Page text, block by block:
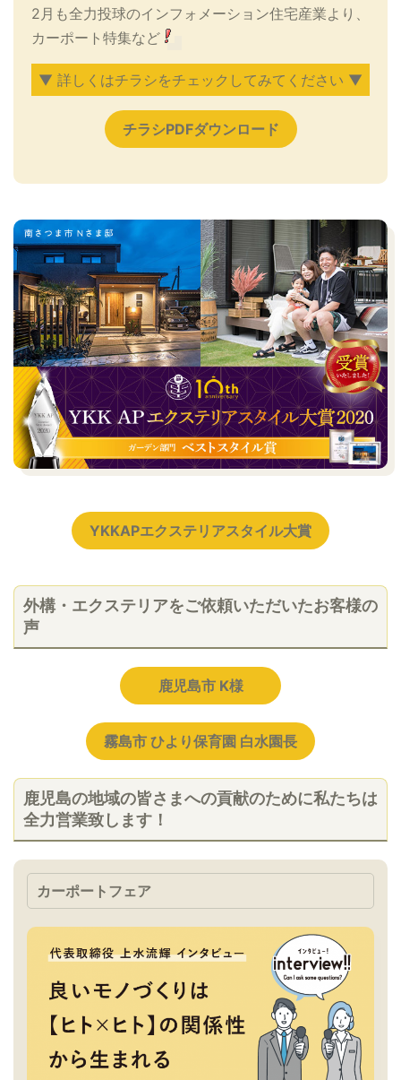
2月も全力投球のインフォメーション住宅産業より、
カーポート特集など
▼ 詳しくはチラシをチェックしてみてください ▼
チラシPDFダウンロード
YKKAPエクステリアスタイル大賞
外構・エクステリアをご依頼いただいたお客様の
声
鹿児島市 K様
霧島市 ひより保育園 白水園長
鹿児島の地域の皆さまへの貢献のために私たちは
全力営業致します！
カーポートフェア